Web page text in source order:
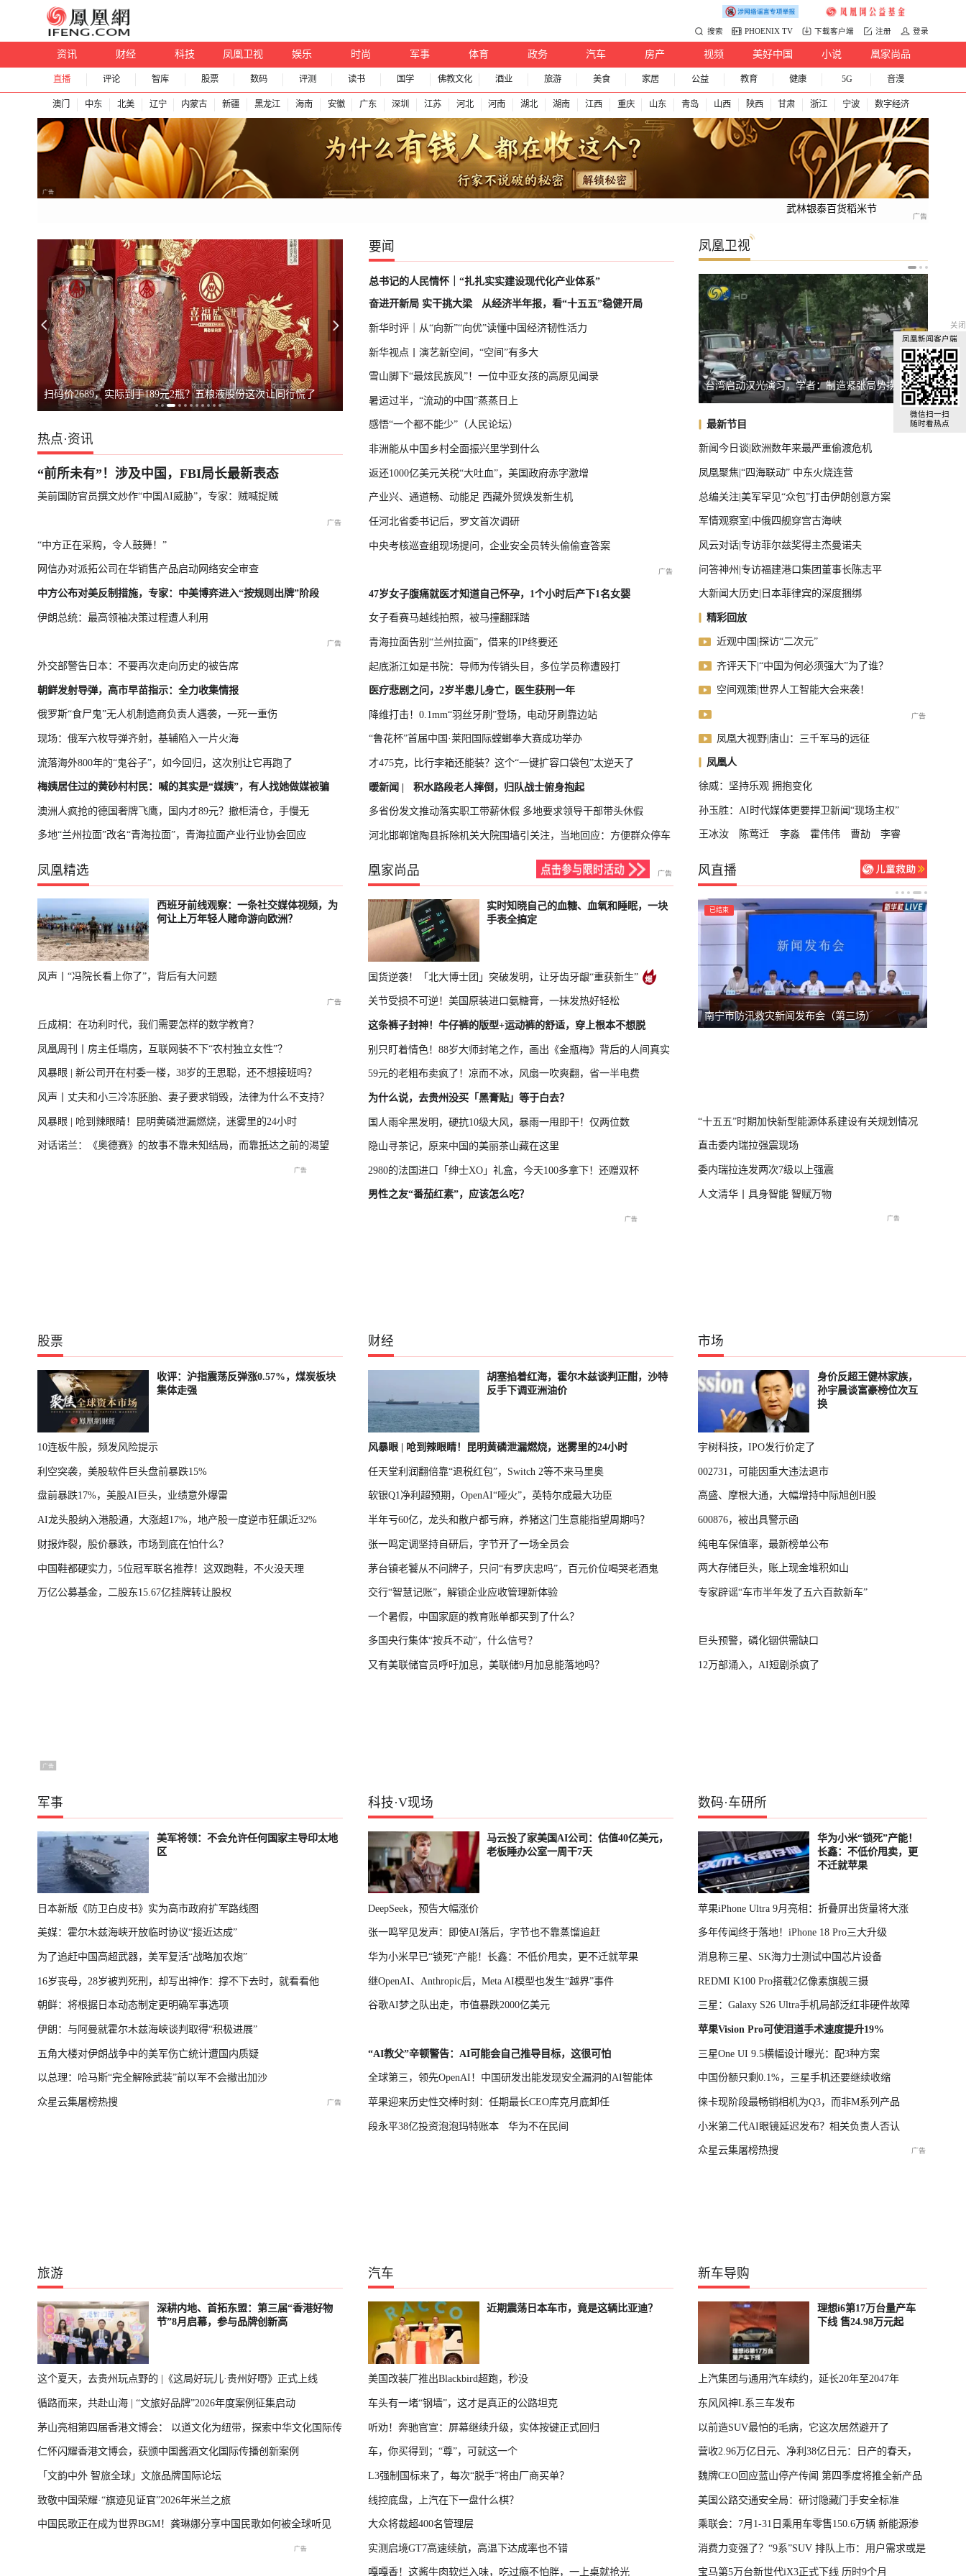
搜索 PHOENIX TV 下载客户端 注册 登录
资讯 财经 科技 凤凰卫视 娱乐 时尚 军事 体育 政务 汽车 房产 视频 美好中国 小说 凰家尚品
直播 评论 智库 股票 数码 评测 读书 国学 佛教文化 酒业 旅游 美食 家居 公益 教育 健康 5G 音漫
澳门 中东 北美 辽宁 内蒙古 新疆 黑龙江 海南 安徽 广东 深圳 江苏 河北 河南 湖北 湖南 江西 重庆 山东 青岛 山西 陕西 甘肃 浙江 宁波 数字经济
武林银泰百货稻米节
扫码价2689，实际到手189元2瓶？五粮液股份这次让同行慌了 国际足联主席首次公开道歉 全球汽车前十，中国占了三把椅子
热点 ·资讯
“前所未有”！涉及中国，FBI局长最新表态
美前国防官员撰文炒作“中国AI威胁”，专家：贼喊捉贼
“中方正在采购，令人鼓舞！”
网信办对派拓公司在华销售产品启动网络安全审查
中方公布对美反制措施，专家：中美博弈进入“按规则出牌”阶段
伊朗总统：最高领袖决策过程遭人利用
外交部警告日本：不要再次走向历史的被告席
朝鲜发射导弹，高市早苗指示：全力收集情报
俄罗斯“食尸鬼”无人机制造商负责人遇袭，一死一重伤
现场：俄军六枚导弹齐射，基辅陷入一片火海
流落海外800年的“鬼谷子”，如今回归，这次别让它再跑了
梅姨居住过的黄砂村村民：喊的其实是“媒姨”，有人找她做媒被骗
澳洲人疯抢的德国奢牌飞鹰，国内才89元？撤柜清仓，手慢无
多地“兰州拉面”改名“青海拉面”，青海拉面产业行业协会回应
要闻
总书记的人民情怀｜“扎扎实实建设现代化产业体系”
奋进开新局 实干挑大梁
从经济半年报，看“十五五”稳健开局
新华时评｜从“向新”“向优”读懂中国经济韧性活力
新华视点丨演艺新空间，“空间”有多大
雪山脚下“最炫民族风”！一位中亚女孩的高原见闻录
暑运过半，“流动的中国”蒸蒸日上
感悟“一个都不能少”（人民论坛）
非洲能从中国乡村全面振兴里学到什么
返还1000亿美元关税“大吐血”，美国政府赤字激增
产业兴、通道畅、动能足 西藏外贸焕发新生机
任河北省委书记后，罗文首次调研
中央考核巡查组现场提问，企业安全员转头偷偷查答案
47岁女子腹痛就医才知道自己怀孕，1个小时后产下1名女婴
女子看赛马越线拍照，被马撞翻踩踏
青海拉面告别“兰州拉面”，借来的IP终要还
起底浙江如是书院：导师为传销头目，多位学员称遭殴打
医疗悲剧之问，2岁半患儿身亡，医生获刑一年
降维打击！0.1mm“羽丝牙刷”登场，电动牙刷靠边站
“鲁花杯”首届中国·莱阳国际螳螂拳大赛成功举办
才475克，比行李箱还能装？这个“一键扩容口袋包”太逆天了
暖新闻 | 积水路段老人摔倒，归队战士俯身抱起
多省份发文推动落实职工带薪休假 多地要求领导干部带头休假
河北邯郸馆陶县拆除机关大院围墙引关注，当地回应：方便群众停车
凤凰卫视
不满坡度与外观，特朗普命重建白宫停机坪 欧盟前外长：欧洲团结已死 不满
最新节目
新闻今日谈|欧洲数年来最严重偷渡危机
凤凰聚焦|“四海联动” 中东火烧连营
总编关注|美军罕见“众包”打击伊朗创意方案
军情观察室|中俄四舰穿宫古海峡
风云对话|专访菲尔兹奖得主杰曼诺夫
问答神州|专访福建港口集团董事长陈志平
大新闻大历史|日本菲律宾的深度捆绑
精彩回放
近观中国|探访“二次元”
齐评天下|“中国为何必须强大”为了谁？
空间观策|世界人工智能大会来袭！
凤凰大视野|唐山：三千军马的远征
凤凰人
徐威：坚持乐观 拥抱变化
孙玉胜：AI时代媒体更要捍卫新闻“现场主权”
王冰汝 陈莺迁 李淼 霍伟伟 曹劼 李睿
凤凰精选
西班牙前线观察：一条社交媒体视频，为
何让上万年轻人赌命游向欧洲？
风声丨“冯院长看上你了”，背后有大问题
丘成桐：在功利时代，我们需要怎样的数学教育？
凤凰周刊丨房主任塌房，互联网装不下“农村独立女性”？
风暴眼 | 新公司开在村委一楼，38岁的王思聪，还不想接班吗？
风声丨丈夫和小三冷冻胚胎、妻子要求销毁，法律为什么不支持？
风暴眼 | 呛到辣眼睛！昆明黄磷泄漏燃烧，迷雾里的24小时
对话诺兰：《奥德赛》的故事不靠未知结局，而靠抵达之前的渴望
凰家尚品
实时知晓自己的血糖、血氧和睡眠，一块
手表全搞定
国货逆袭！「北大博士团」突破发明，让牙齿牙龈“重获新生”
关节受损不可逆！美国原装进口氨糖膏，一抹发热好轻松
这条裤子封神！牛仔裤的版型+运动裤的舒适，穿上根本不想脱
别只盯着情色！88岁大师封笔之作，画出《金瓶梅》背后的人间真实
59元的老粗布卖疯了！凉而不冰，风扇一吹爽翻，省一半电费
为什么说，去贵州没买「黑膏贴」等于白去？
国人雨伞黑发明，硬抗10级大风，暴雨一甩即干！仅两位数
隐山寻茶记，原来中国的美丽茶山藏在这里
2980的法国进口「绅士XO」礼盒，今天100多拿下！还赠双杯
男性之友“番茄红素”，应该怎么吃？
风直播
经济运行情况
已结束
最新进展
会
已结束 已结束
南宁市防汛救灾新闻发布会（第三场）
“十五五”时期加快新型能源体系建设有关规划情况
直击委内瑞拉强震现场
委内瑞拉连发两次7级以上强震
人文清华丨具身智能 智赋万物
股票
收评：沪指震荡反弹涨0.57%，煤炭板块
集体走强
10连板牛股，频发风险提示
利空突袭，美股软件巨头盘前暴跌15%
盘前暴跌17%，美股AI巨头，业绩意外爆雷
AI龙头股纳入港股通，大涨超17%，地产股一度逆市狂飙近32%
财报炸裂，股价暴跌，市场到底在怕什么？
中国鞋都硬实力，5位冠军联名推荐！这双跑鞋，不火没天理
万亿公募基金，二股东15.67亿挂牌转让股权
财经
胡塞掐着红海，霍尔木兹谈判正酣，沙特
反手下调亚洲油价
风暴眼 | 呛到辣眼睛！昆明黄磷泄漏燃烧，迷雾里的24小时
任天堂利润翻倍靠“退税红包”，Switch 2等不来马里奥
软银Q1净利超预期，OpenAI“哑火”，英特尔成最大功臣
半年亏60亿，龙头和散户都亏麻，养猪这门生意能指望周期吗？
张一鸣定调坚持自研后，字节开了一场全员会
茅台镇老饕从不问牌子，只问“有罗庆忠吗”，百元价位喝哭老酒鬼
交行“智慧记账”，解锁企业应收管理新体验
一个暑假，中国家庭的教育账单都买到了什么？
多国央行集体“按兵不动”，什么信号？
又有美联储官员呼吁加息，美联储9月加息能落地吗？
市场
身价反超王健林家族，
孙宇晨谈富豪榜位次互
换
宇树科技，IPO发行价定了
002731，可能因重大违法退市
高盛、摩根大通，大幅增持中际旭创H股
600876，被出具警示函
纯电车保值率，最新榜单公布
两大存储巨头，账上现金堆积如山
专家辟谣“车市半年发了五六百款新车”
巨头预警，磷化铟供需缺口
12万部涌入，AI短剧杀疯了
军事
美军将领：不会允许任何国家主导印太地
区
日本新版《防卫白皮书》实为高市政府扩军路线图
美媒：霍尔木兹海峡开放临时协议“接近达成”
为了追赶中国高超武器，美军复活“战略加农炮”
16岁丧母，28岁被判死刑，却写出神作：撑不下去时，就看看他
朝鲜：将根据日本动态制定更明确军事选项
伊朗：与阿曼就霍尔木兹海峡谈判取得“积极进展”
五角大楼对伊朗战争中的美军伤亡统计遭国内质疑
以总理：哈马斯“完全解除武装”前以军不会撤出加沙
众星云集屠榜热搜
科技·V现场
马云投了家美国AI公司：估值40亿美元，
老板睡办公室一周干7天
DeepSeek，预告大幅涨价
张一鸣罕见发声：即使AI落后，字节也不靠蒸馏追赶
华为小米早已“锁死”产能！长鑫：不低价甩卖，更不迁就苹果
继OpenAI、Anthropic后，Meta AI模型也发生“越界”事件
谷歌AI梦之队出走，市值暴跌2000亿美元
“AI教父”辛顿警告：AI可能会自己推导目标，这很可怕
全球第三，领先OpenAI！中国研发出能发现安全漏洞的AI智能体
苹果迎来历史性交棒时刻：任期最长CEO库克月底卸任
段永平38亿投资泡泡玛特账本 华为不在民间
数码·车研所
华为小米“锁死”产能！
长鑫：不低价甩卖，更
不迁就苹果
苹果iPhone Ultra 9月亮相：折叠屏出货量将大涨
多年传闻终于落地！iPhone 18 Pro三大升级
消息称三星、SK海力士测试中国芯片设备
REDMI K100 Pro搭载2亿像素旗舰三摄
三星：Galaxy S26 Ultra手机局部泛红非硬件故障
苹果Vision Pro可使泪道手术速度提升19%
三星One UI 9.5横幅设计曝光：配3种方案
中国份额只剩0.1%，三星手机还要继续收缩
徕卡现阶段最畅销相机为Q3，而非M系列产品
小米第二代AI眼镜延迟发布？相关负责人否认
众星云集屠榜热搜
旅游
深耕内地、首拓东盟：第三届“香港好物
节”8月启幕，参与品牌创新高
这个夏天，去贵州玩点野的 |《这局好玩儿·贵州好嘢》正式上线
循路而来，共赴山海 | “文旅好品牌”2026年度案例征集启动
茅山亮相第四届香港文博会： 以道文化为纽带，探索中华文化国际传
播新表达
仁怀闪耀香港文博会，获颁中国酱酒文化国际传播创新案例
「文韵中外 智旅全球」文旅品牌国际论坛
致敬中国荣耀·“旗迹见证官”2026年米兰之旅
中国民歌正在成为世界BGM！龚琳娜分享中国民歌如何被全球听见
汽车
近期震荡日本车市，竟是这辆比亚迪？
美国改装厂推出Blackbird超跑，秒没
车头有一堵“钢墙”，这才是真正的公路坦克
听劝！奔驰官宣：屏幕继续升级，实体按键正式回归
车，你买得到；“尊”，可就这一个
L3强制国标来了，每次“脱手”将由厂商买单？
线控底盘，上汽在下一盘什么棋？
大众将裁超400名管理层
实测启境GT7高速续航，高温下达成率也不错
嘎嘎香！这酱牛肉软烂入味，吃过瘾不怕胖，一上桌就抢光
新车导购
理想i6第17万台量产车
下线 售24.98万元起
上汽集团与通用汽车续约，延长20年至2047年
东风风神L系三车发布
以前造SUV最怕的毛病，它这次居然避开了
营收2.96万亿日元、净利38亿日元：日产的春天，
回来了
魏牌CEO回应蓝山停产传闻 第四季度将推全新产品
美国公路交通安全局：研讨隐藏门手安全标准
乘联会：7月1-31日乘用车零售150.6万辆 新能源渗
透率64.4%
消费力变强了？“9系”SUV 排队上市：用户需求或是
主因
宝马第5万台新世代iX3正式下线 历时9个月
关闭
凤凰新闻客户端
微信扫一扫
随时看热点